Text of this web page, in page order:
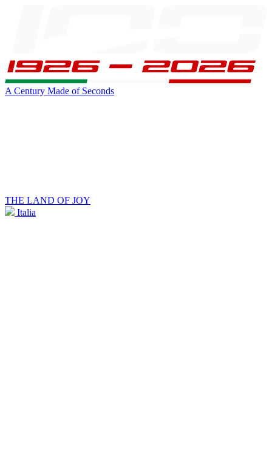
A Century Made of Seconds
THE LAND OF JOY
Italia